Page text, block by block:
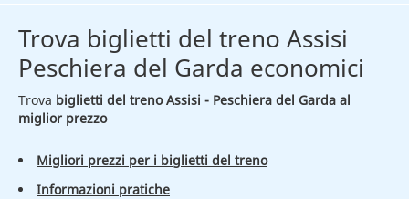
Trova biglietti del treno Assisi
Peschiera del Garda economici
Trova biglietti del treno Assisi - Peschiera del Garda al
miglior prezzo
Migliori prezzi per i biglietti del treno
Informazioni pratiche